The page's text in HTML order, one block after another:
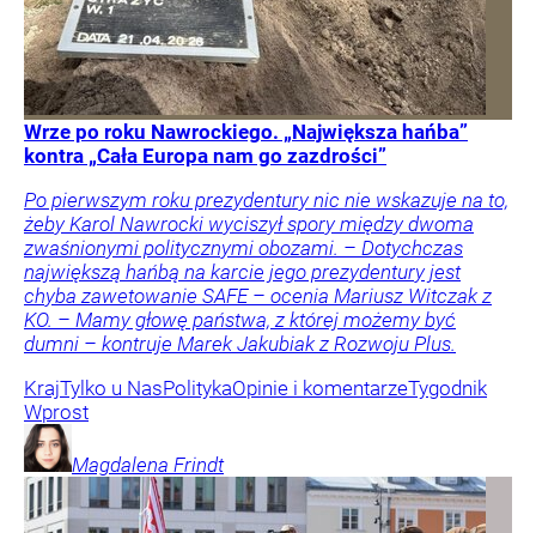
Wrze po roku Nawrockiego. „Największa hańba”
kontra „Cała Europa nam go zazdrości”
Po pierwszym roku prezydentury nic nie wskazuje na to,
żeby Karol Nawrocki wyciszył spory między dwoma
zwaśnionymi politycznymi obozami. – Dotychczas
największą hańbą na karcie jego prezydentury jest
chyba zawetowanie SAFE – ocenia Mariusz Witczak z
KO. – Mamy głowę państwa, z której możemy być
dumni – kontruje Marek Jakubiak z Rozwoju Plus.
KrajTylko u NasPolitykaOpinie i komentarzeTygodnik
Wprost
Magdalena Frindt